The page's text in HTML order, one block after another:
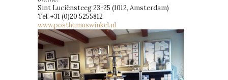
Sint Luciënsteeg 23-25 (1012, Amsterdam)
Tel. +31 (0)20 5255812
www.posthumuswinkel.nl